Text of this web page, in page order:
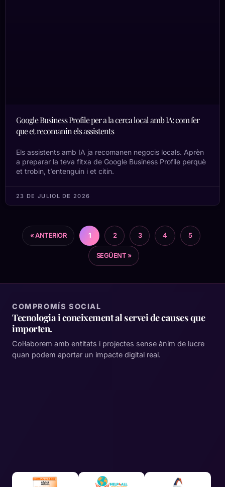
Google Business Profile per a la cerca local amb IA: com fer
que et recomanin els assistents
Els assistents amb IA ja recomanen negocis locals. Aprèn
a preparar la teva fitxa de Google Business Profile perquè
et trobin, t’entenguin i et citin.
23 DE JULIOL DE 2026
« ANTERIOR 1 2 3 4 5
SEGÜENT »
COMPROMÍS SOCIAL
Tecnologia i coneixement al servei de causes que
importen.
Col·laborem amb entitats i projectes sense ànim de lucre
quan podem aportar un impacte digital real.